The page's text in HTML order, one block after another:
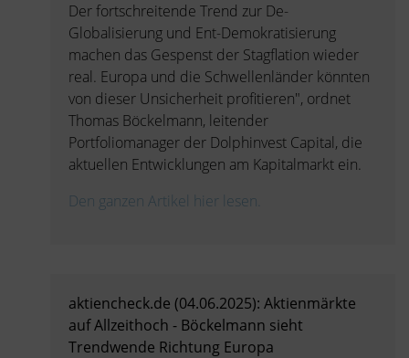
Der fortschreitende Trend zur De-
Globalisierung und Ent-Demokratisierung
machen das Gespenst der Stagflation wieder
real. Europa und die Schwellenländer könnten
von dieser Unsicherheit profitieren", ordnet
Thomas Böckelmann, leitender
Portfoliomanager der Dolphinvest Capital, die
aktuellen Entwicklungen am Kapitalmarkt ein.
Den ganzen Artikel hier lesen.
aktiencheck.de (04.06.2025): Aktienmärkte
auf Allzeithoch - Böckelmann sieht
Trendwende Richtung Europa